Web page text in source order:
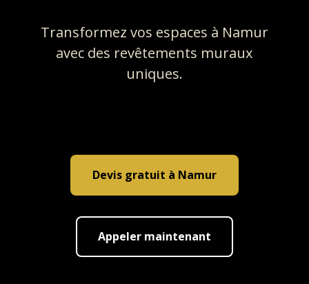
Transformez vos espaces à Namur
avec des revêtements muraux
uniques.
Devis gratuit à Namur
Appeler maintenant